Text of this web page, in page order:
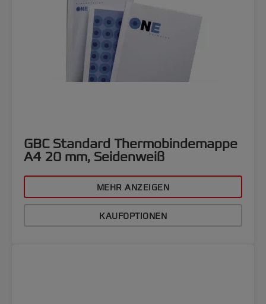
GBC Standard Thermobindemappe
A4 20 mm, Seidenweiß
MEHR ANZEIGEN
KAUFOPTIONEN